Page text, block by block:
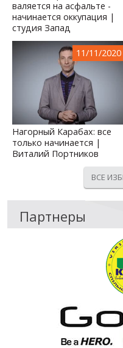
валяется на асфальте -
начинается оккупация |
студия Запад
11/11/2020
Нагорный Карабах: все
только начинается |
Виталий Портников
ВСЕ
Партнеры